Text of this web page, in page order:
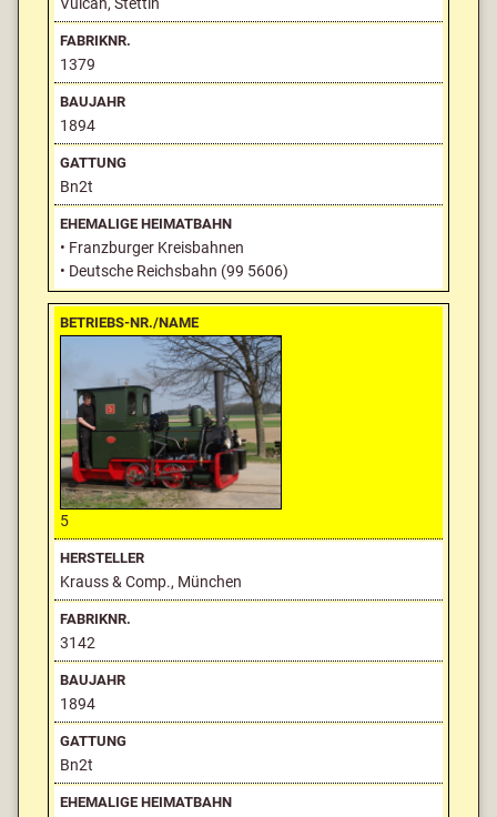
1379
1894
Bn2t
• Franzburger Kreisbahnen
• Deutsche Reichsbahn (99 5606)
5
Krauss & Comp., München
3142
1894
Bn2t